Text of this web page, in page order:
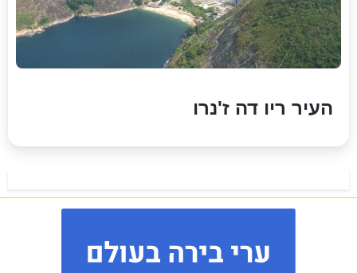
העיר ריו דה ז'נרו